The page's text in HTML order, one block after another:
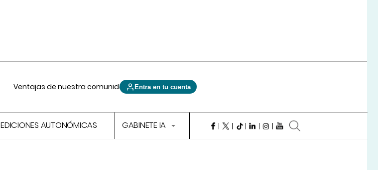
Ventajas de nuestra comunidad Entra en tu cuenta
EDICIONES AUTONÓMICAS GABINETE IA